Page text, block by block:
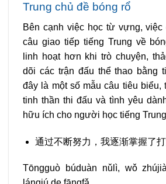
Trung chủ đề bóng rổ
Bên cạnh việc học từ vựng,
câu giao tiếp tiếng Trung về
linh hoạt hơn khi trò chuyện,
dõi các trận đấu thể thao bằng
đây là một số mẫu câu tiêu biểu,
tinh thần thi đấu và tình yêu
hữu ích cho người học tiếng
通过不断努力，我逐渐掌握了
Tōngguò búduàn nǔlì, wǒ